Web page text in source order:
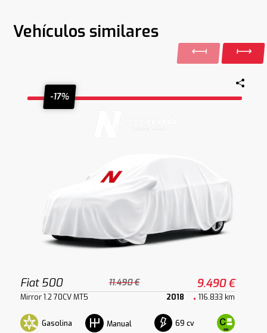
Vehículos similares
-17%
Fiat 500 11.490 € 9.490 €
Mirror 1.2 70CV MT5 2018 116.833 km
Gasolina Manual 69 cv